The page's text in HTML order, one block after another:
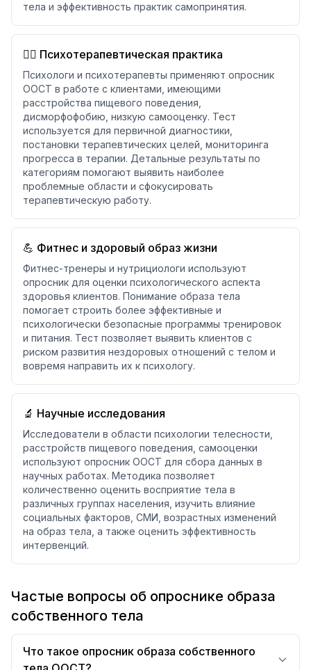
тела и эффективность практик самопринятия.
👨‍⚕️ Психотерапевтическая практика
Психологи и психотерапевты применяют опросник
ООСТ в работе с клиентами, имеющими
расстройства пищевого поведения,
дисморфофобию, низкую самооценку. Тест
используется для первичной диагностики,
постановки терапевтических целей, мониторинга
прогресса в терапии. Детальные результаты по
категориям помогают выявить наиболее
проблемные области и сфокусировать
терапевтическую работу.
💪 Фитнес и здоровый образ жизни
Фитнес-тренеры и нутрициологи используют
опросник для оценки психологического аспекта
здоровья клиентов. Понимание образа тела
помогает строить более эффективные и
психологически безопасные программы тренировок
и питания. Тест позволяет выявить клиентов с
риском развития нездоровых отношений с телом и
вовремя направить их к психологу.
🔬 Научные исследования
Исследователи в области психологии телесности,
расстройств пищевого поведения, самооценки
используют опросник ООСТ для сбора данных в
научных работах. Методика позволяет
количественно оценить восприятие тела в
различных группах населения, изучить влияние
социальных факторов, СМИ, возрастных изменений
на образ тела, а также оценить эффективность
интервенций.
Частые вопросы об опроснике образа
собственного тела
Что такое опросник образа собственного